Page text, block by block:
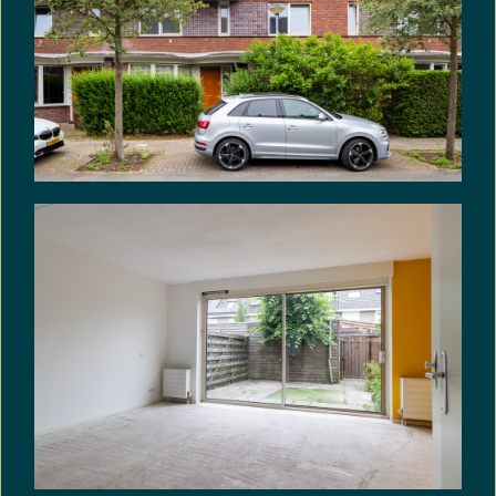
– Notaris ter keuze verkoper: Van Grafhorst
notarissen te Utrecht.
– De woning is voorzien van dubbele beglazing en
zonnepanelen.
– De woning heeft een energielabel A+.
– De woning dient kadastraal te worden
ingemeten, deze kosten komen voor rekening van
koper.
het BBMI-artikel, de ouderdomsclausule, het niet-
zelfbewoningsartikel en het asbestartikel.
Deze informatie is met de nodige zorgvuldigheid
samengesteld. Aan deze informatie kunnen
echter geen rechten worden ontleend. Wij
aanvaarden geen aansprakelijkheid voor eventuele
onjuistheden, onvolledigheden of de gevolgen
daarvan.
Alle opgegeven maten en oppervlakten zijn
indicatief. De oppervlakten zijn gemeten conform